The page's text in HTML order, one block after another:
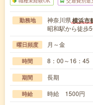
勤務地 神奈川県横浜市
昭和駅から徒歩
曜日頻度 月～金
時間 8：00～16：45
期間 長期
時給 時給 1500円